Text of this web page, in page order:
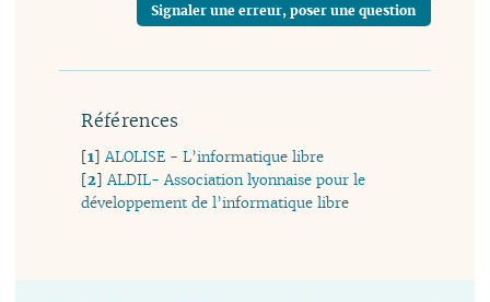
Signaler une erreur, poser une question
Références
[1]ALOLISE - L’informatique libre
[2]ALDIL- Association lyonnaise pour le
développement de l’informatique libre